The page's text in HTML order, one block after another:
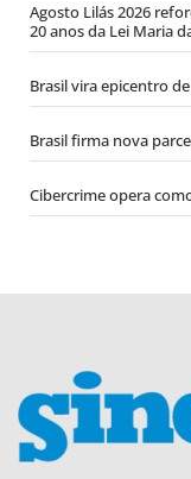
Agosto Lilás 2026
20 anos da Lei Maria
Brasil vira epicentro
Brasil firma nova
Cibercrime opera